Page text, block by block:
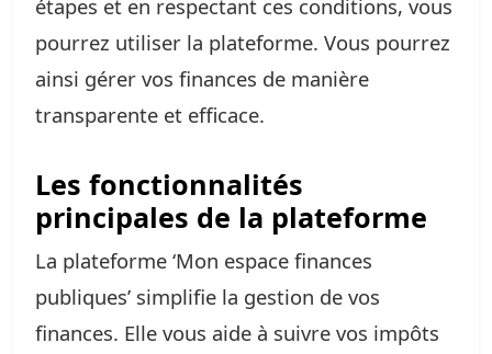
étapes et en respectant ces conditions, vous
pourrez utiliser la plateforme. Vous pourrez
ainsi gérer vos finances de manière
transparente et efficace.
Les fonctionnalités
principales de la plateforme
La plateforme ‘Mon espace finances
publiques’ simplifie la gestion de vos
finances. Elle vous aide à suivre vos impôts